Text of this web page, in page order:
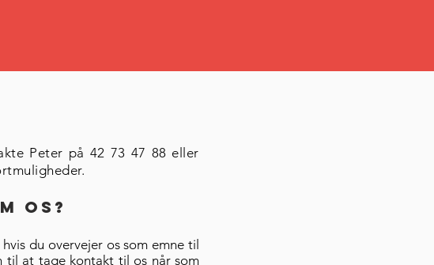
Peter på 42 73 47 88 eller
os?
du overvejer os som emne til
til at tage kontakt til os når som